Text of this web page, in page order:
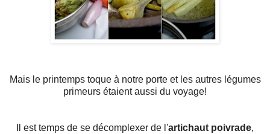
Mais le printemps toque à notre porte et les autres légumes
primeurs étaient aussi du voyage!
Il est temps de se décomplexer de l'artichaut poivrade,